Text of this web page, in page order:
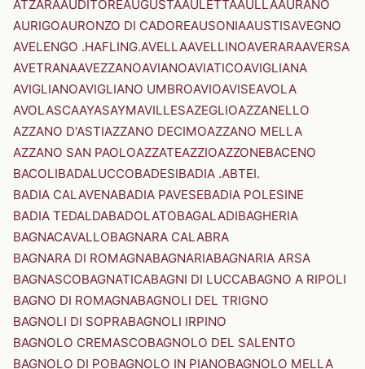
ATZARAAUDITOREAUGUSTAAULETTAAULLAAURANO
AURIGOAURONZO DI CADOREAUSONIAAUSTISAVEGNO
AVELENGO .HAFLING.AVELLAAVELLINOAVERARAAVERSA
AVETRANAAVEZZANOAVIANOAVIATICOAVIGLIANA
AVIGLIANOAVIGLIANO UMBROAVIOAVISEAVOLA
AVOLASCAAYASAYMAVILLESAZEGLIOAZZANELLO
AZZANO D'ASTIAZZANO DECIMOAZZANO MELLA
AZZANO SAN PAOLOAZZATEAZZIOAZZONEBACENO
BACOLIBADALUCCOBADESIBADIA .ABTEI.
BADIA CALAVENABADIA PAVESEBADIA POLESINE
BADIA TEDALDABADOLATOBAGALADIBAGHERIA
BAGNACAVALLOBAGNARA CALABRA
BAGNARA DI ROMAGNABAGNARIABAGNARIA ARSA
BAGNASCOBAGNATICABAGNI DI LUCCABAGNO A RIPOLI
BAGNO DI ROMAGNABAGNOLI DEL TRIGNO
BAGNOLI DI SOPRABAGNOLI IRPINO
BAGNOLO CREMASCOBAGNOLO DEL SALENTO
BAGNOLO DI POBAGNOLO IN PIANOBAGNOLO MELLA